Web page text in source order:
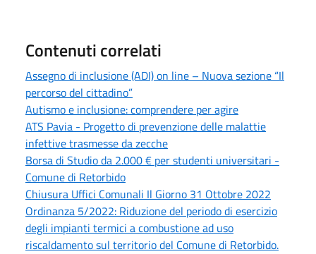
Contenuti correlati
Assegno di inclusione (ADI) on line – Nuova sezione “Il
percorso del cittadino”
Autismo e inclusione: comprendere per agire
ATS Pavia - Progetto di prevenzione delle malattie
infettive trasmesse da zecche
Borsa di Studio da 2.000 € per studenti universitari -
Comune di Retorbido
Chiusura Uffici Comunali Il Giorno 31 Ottobre 2022
Ordinanza 5/2022: Riduzione del periodo di esercizio
degli impianti termici a combustione ad uso
riscaldamento sul territorio del Comune di Retorbido.